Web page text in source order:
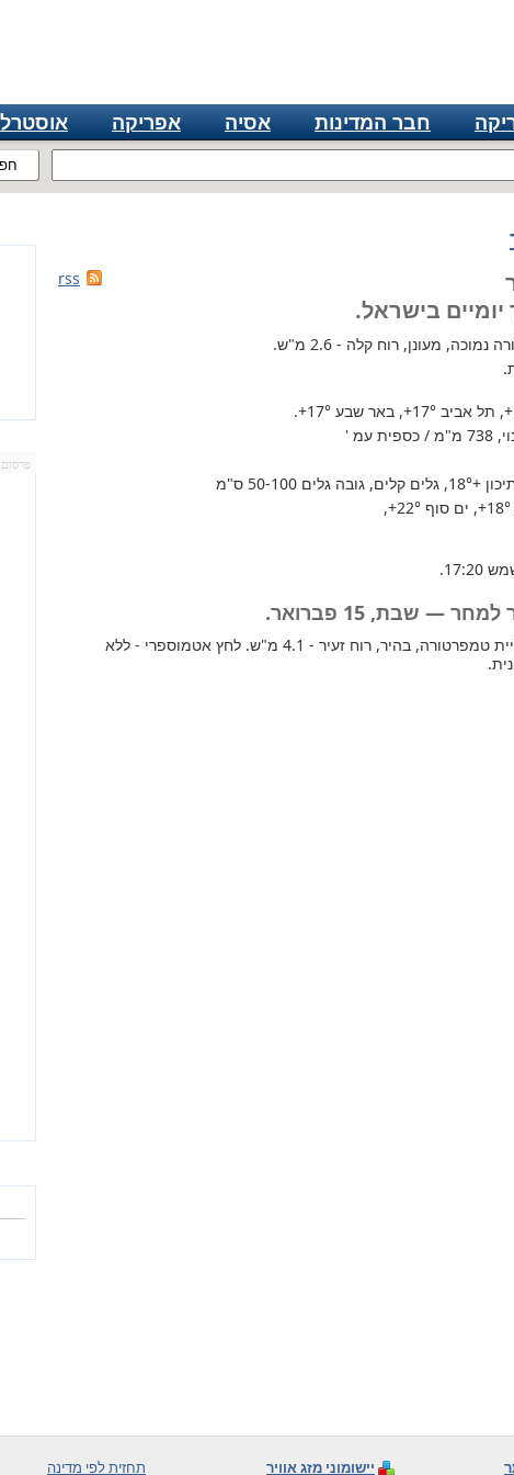
חבר המדינות אסיה אפריקה
rss
יומיים בישראל.
נמוכה, מעונן, רוח קלה - 2.6 מ"ש.
, תל אביב +17°, באר שבע +17°
.
'
+18°
, גלים קלים, גובה גלים 50-100 ס"מ
+18°, ים סוף +22°
,
— שבת, 15 פברואר.
מחר ברוב חלקי הארץ עליית טמפרטורה, בהיר, רוח זעיר - 4.1 מ"ש. לחץ אטמוספרי - ללא
יישומוני מזג אוויר תחזית לפי מדינה